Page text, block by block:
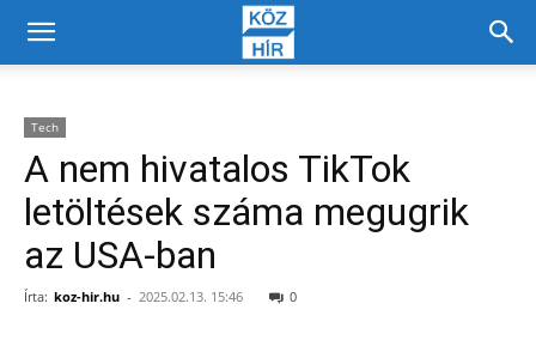
Tech
A nem hivatalos TikTok
letöltések száma megugrik
az USA-ban
Írta: koz-hir.hu - 2025.02.13. 15:46 0